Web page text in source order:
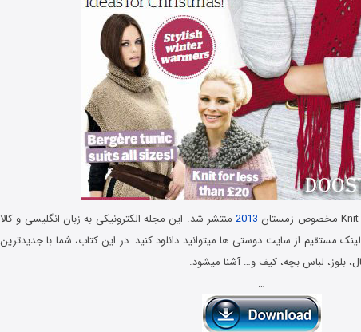
2013منتشر شد. این مجله الکترونیکی به زبان انگلیسی و کالا
مستقیم از سایت دوستی ها میتوانید دانلود کنید. در این کتاب، شما با جدیدترین
بلوز، لباس بچه، کیف و… آشنا میشود.
…